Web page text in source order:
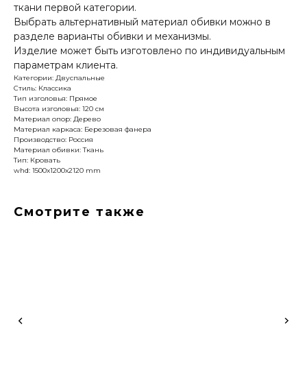
ткани первой категории.
Выбрать альтернативный материал обивки можно в
разделе варианты обивки и механизмы.
Изделие может быть изготовлено по индивидуальным
параметрам клиента.
Категории: Двуспальные
Стиль: Классика
Тип изголовья: Прямое
Высота изголовья: 120 см
Материал опор: Дерево
Материал каркаса: Березовая фанера
Производство: Россия
Материал обивки: Ткань
Тип: Кровать
whd: 1500x1200x2120 mm
Смотрите также